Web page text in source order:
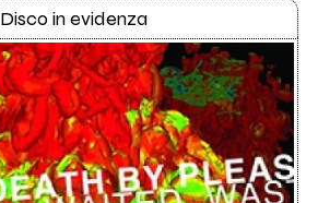
Disco in evidenza